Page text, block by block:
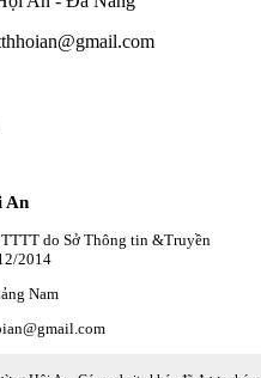
An
do Sở Thông tin &Truyền
2014
Nam